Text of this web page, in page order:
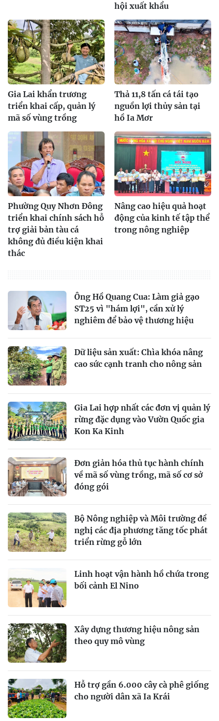
hội xuất khẩu
Gia Lai khẩn trương
triển khai cấp, quản lý
mã số vùng trồng
Thả 11,8 tấn cá tái tạo
nguồn lợi thủy sản tại
hồ Ia Mơr
Phường Quy Nhơn Đông
triển khai chính sách hỗ
trợ giải bản tàu cá
không đủ điều kiện khai
thác
Nâng cao hiệu quả hoạt
động của kinh tế tập thể
trong nông nghiệp
Ông Hồ Quang Cua: Làm giả gạo
ST25 vì "hám lợi", cần xử lý
nghiêm để bảo vệ thương hiệu
Dữ liệu sản xuất: Chìa khóa nâng
cao sức cạnh tranh cho nông sản
Gia Lai hợp nhất các đơn vị quản lý
rừng đặc dụng vào Vườn Quốc gia
Kon Ka Kinh
Đơn giản hóa thủ tục hành chính
về mã số vùng trồng, mã số cơ sở
đóng gói
Bộ Nông nghiệp và Môi trường đề
nghị các địa phương tăng tốc phát
triển rừng gỗ lớn
Linh hoạt vận hành hồ chứa trong
bối cảnh El Nino
Xây dựng thương hiệu nông sản
theo quy mô vùng
Hỗ trợ gần 6.000 cây cà phê giống
cho người dân xã Ia Krái